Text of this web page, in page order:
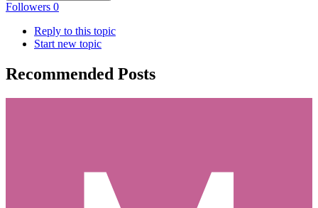
Followers 0
Reply to this topic
Start new topic
Recommended Posts